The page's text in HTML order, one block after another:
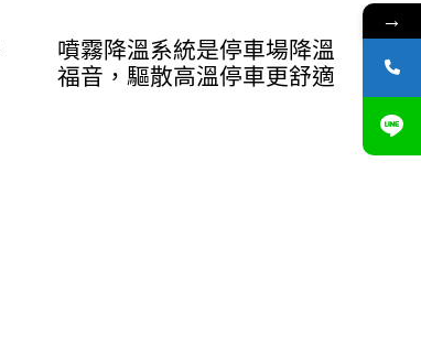
噴霧降溫系統是停車場降溫
福音，驅散高溫停車更舒適
→